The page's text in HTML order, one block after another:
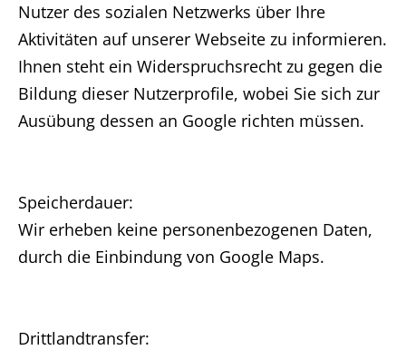
Nutzer des sozialen Netzwerks über Ihre
Aktivitäten auf unserer Webseite zu informieren.
Ihnen steht ein Widerspruchsrecht zu gegen die
Bildung dieser Nutzerprofile, wobei Sie sich zur
Ausübung dessen an Google richten müssen.
Speicherdauer:
Wir erheben keine personenbezogenen Daten,
durch die Einbindung von Google Maps.
Drittlandtransfer: